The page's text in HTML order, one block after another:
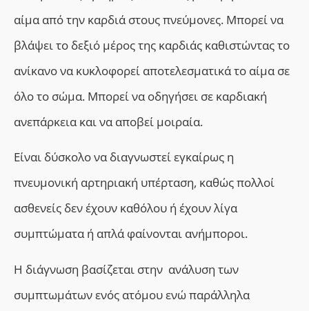
αίμα από την καρδιά στους πνεύμονες. Μπορεί να
βλάψει το δεξιό μέρος της καρδιάς καθιστώντας το
ανίκανο να κυκλοφορεί αποτελεσματικά το αίμα σε
όλο το σώμα. Μπορεί να οδηγήσει σε καρδιακή
ανεπάρκεια και να αποβεί μοιραία.
Είναι δύσκολο να διαγνωστεί εγκαίρως η
πνευμονική αρτηριακή υπέρταση, καθώς πολλοί
ασθενείς δεν έχουν καθόλου ή έχουν λίγα
συμπτώματα ή απλά φαίνονται ανήμποροι.
Η διάγνωση βασίζεται στην ανάλυση των
συμπτωμάτων ενός ατόμου ενώ παράλληλα